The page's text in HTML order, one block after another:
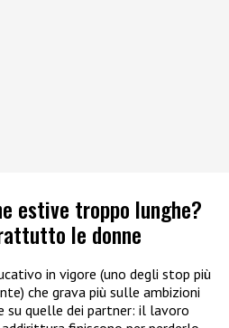
estive troppo lunghe?
le donne
in vigore (uno degli stop più
che grava più sulle ambizioni
su quelle dei partner: il lavoro